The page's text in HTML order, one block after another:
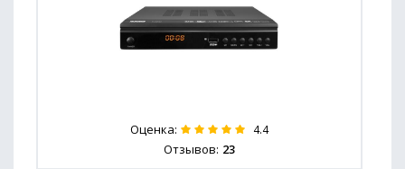
Оценка: 4.4
Отзывов: 23